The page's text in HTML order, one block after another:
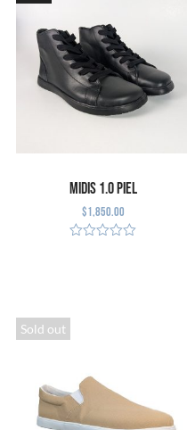
Midis 1.0 Piel
$1,850.00
Sold out